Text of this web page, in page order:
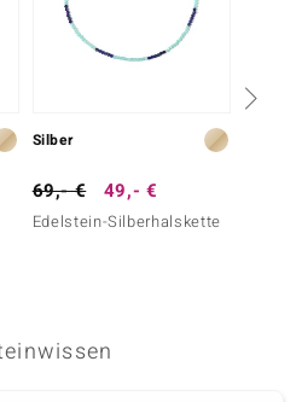
Silber
69,- € 49,- €
Edelstein-Silberhalskette